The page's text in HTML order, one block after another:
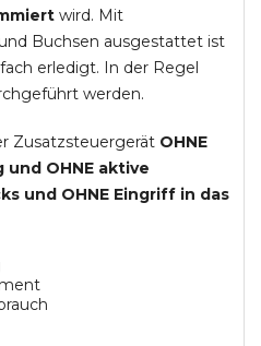
wird. Mit
Buchsen ausgestattet ist
erledigt. In der Regel
werden.
Zusatzsteuergerät OHNE
und OHNE aktive
und OHNE Eingriff in das